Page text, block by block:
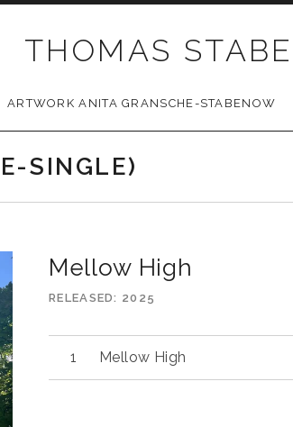
THOMAS
ARTWORK ANITA GRANSCHE-STABENOW
SINGLE)
Mellow High
RELEASED 2025
Mellow High